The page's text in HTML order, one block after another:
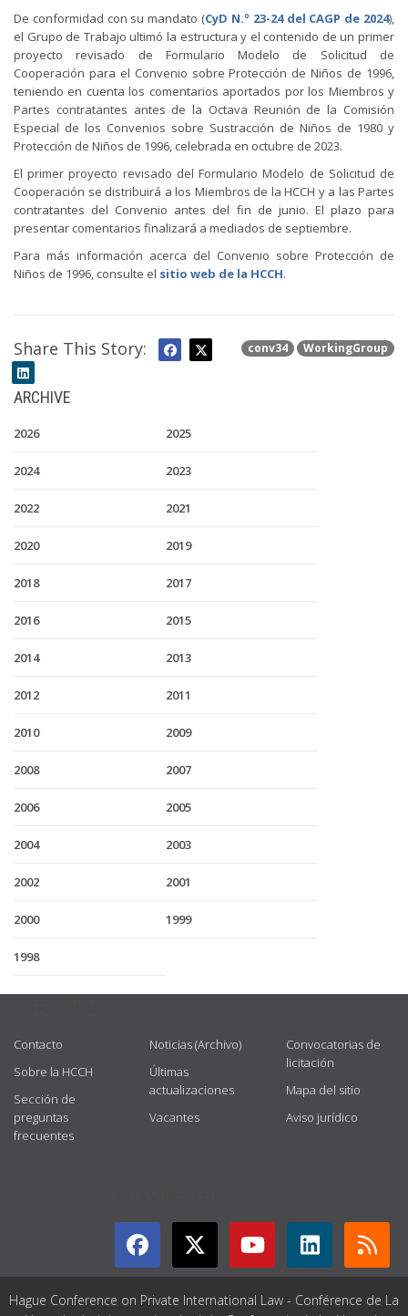
De conformidad con su mandato (CyD N.º 23-24 del CAGP de 2024),
el Grupo de Trabajo ultimó la estructura y el contenido de un primer
proyecto revisado de Formulario Modelo de Solicitud de
Cooperación para el Convenio sobre Protección de Niños de 1996,
teniendo en cuenta los comentarios aportados por los Miembros y
Partes contratantes antes de la Octava Reunión de la Comisión
Especial de los Convenios sobre Sustracción de Niños de 1980 y
Protección de Niños de 1996, celebrada en octubre de 2023.
El primer proyecto revisado del Formulario Modelo de Solicitud de
Cooperación se distribuirá a los Miembros de la HCCH y a las Partes
contratantes del Convenio antes del fin de junio. El plazo para
presentar comentarios finalizará a mediados de septiembre.
Para más información acerca del Convenio sobre Protección de
Niños de 1996, consulte el sitio web de la HCCH.
conv34 WorkingGroup
Share This Story:
ARCHIVE
2026 2025
2024 2023
2022 2021
2020 2019
2018 2017
2016 2015
2014 2013
2012 2011
2010 2009
2008 2007
2006 2005
2004 2003
2002 2001
2000 1999
1998
Contacto
Sobre la HCCH
Sección de
preguntas
frecuentes
Noticias (Archivo)
Últimas
actualizaciones
Vacantes
Convocatorias de
licitación
Mapa del sitio
Aviso jurídico
Hague Conference on Private International Law - Conférence de La